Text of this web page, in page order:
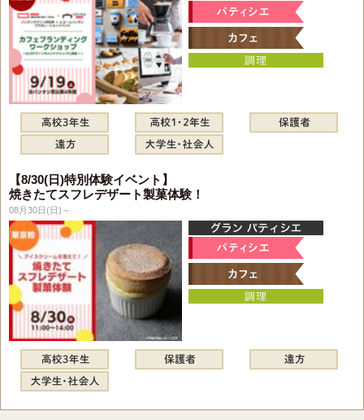
【8/30(日)特別体験イベント】
焼きたてスフレデザート製菓体験！
08月30日(日)～